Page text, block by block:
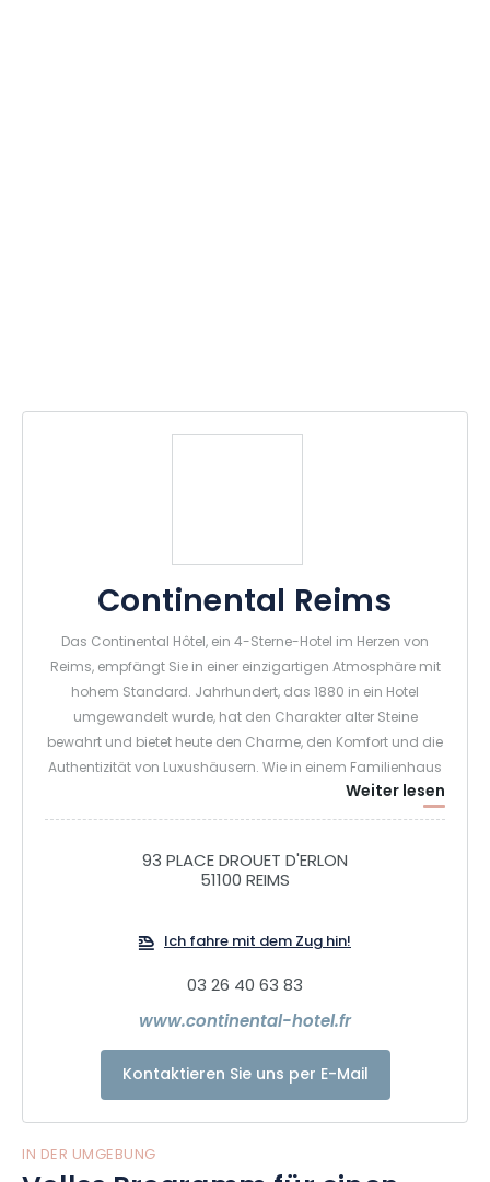
Continental Reims
Das Continental Hôtel, ein 4-Sterne-Hotel im Herzen von
Reims, empfängt Sie in einer einzigartigen Atmosphäre mit
hohem Standard. Jahrhundert, das 1880 in ein Hotel
umgewandelt wurde, hat den Charakter alter Steine
bewahrt und bietet heute den Charme, den Komfort und die
Authentizität von Luxushäusern. Wie in einem Familienhaus
wird jeder Gast persönlich empfangen. Im Continental Hôtel
erhält die Kunst, Gäste zu empfangen, ihren Sinn durch
tägliches Wohlwollen.
Panoramablick auf den Square Colbert und die
Promenaden von Reims. Es serviert vom Frühstück bis zum
umgewandelt werden. Entdecken Sie unsere Speisekarte,
eine köstliche Mischung aus Authentizität und Modernität.
Die Gerichte entwickeln sich mit den Jahreszeiten, um Ihnen
stets frische Produkte anzubieten, die in einem kreativen
Geist die Quintessenz der Aromen extrahieren.
Weiter lesen
93 PLACE DROUET D'ERLON
51100 REIMS
Ich fahre mit dem Zug hin!
03 26 40 63 83
www.continental-hotel.fr
Kontaktieren Sie uns per E-Mail
IN DER UMGEBUNG